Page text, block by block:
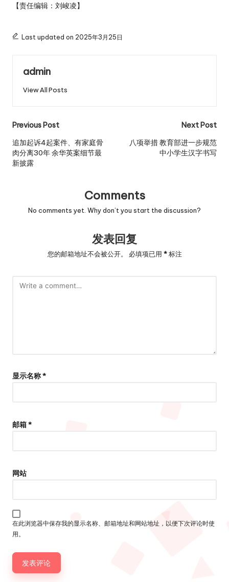
【责任编辑：刘峻凌】
Last updated on 2025年3月25日
admin
View All Posts
Post
navigation
Previous Post
追加起诉4起案件、有家庭骨
肉分离30年 余华英案细节最
新披露
Next Post
八项举措 教育部进一步规范
中小学生汉字书写
Comments
No comments yet. Why don’t you start the discussion?
发表回复
您的邮箱地址不会被公开。 必填项已用 *标注
显示名称*
邮箱*
网站
在此浏览器中保存我的显示名称、邮箱地址和网站地址，以便下次评论时使
用。